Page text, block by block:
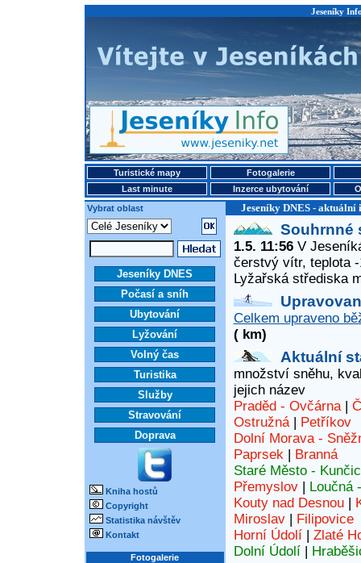
Jeseníky
Turistické mapy
Fotogalerie
Last minute
Inzerce ubytování
Vybrat oblast
Jeseníky DNES - aktuální
Jeseníky DNES
Počasí a sníh
Ubytování
Lyžování
Volný čas
Turistika
Služby
Stravování
Doprava
Kniha hostů
Copyright
Statistika návštěv
Kontakt
Fotogalerie
Souhrnné
1.5. 11:56V
čerstvý vítr, teplota
Lyžařská střediska
Celkem upraveno
( km)
Aktuální
množství sněhu,
jejich název
Praděd - Ovčárna|
Ostružná| Petříkov
Dolní Morava -
Paprsek| Branná
Staré Město -
Přemyslov| Loučná
Kouty nad Desnou|
Miroslav| Filipovice
Horní Údolí| Zlaté
Dolní Údolí|